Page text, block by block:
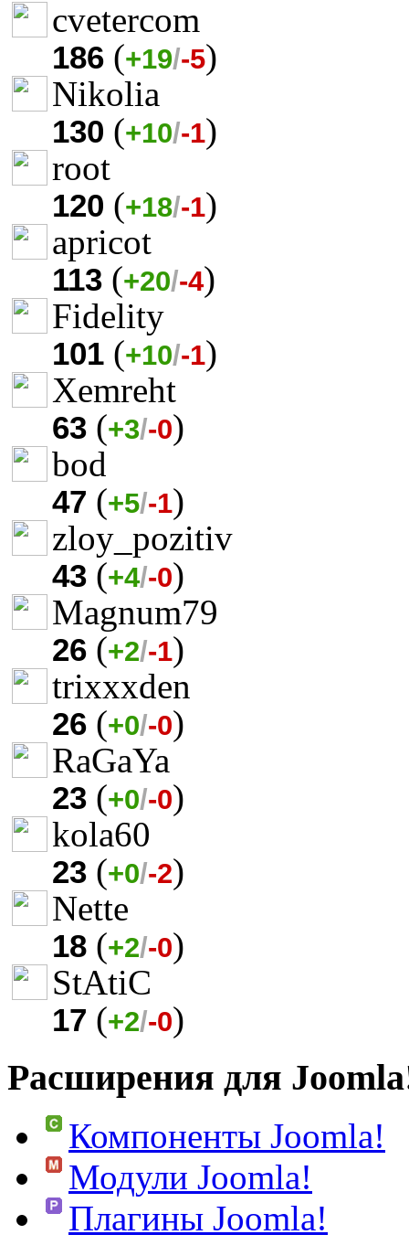
cvetercom
186 (+19/-5)
Nikolia
130 (+10/-1)
root
120 (+18/-1)
apricot
113 (+20/-4)
Fidelity
101 (+10/-1)
Xemreht
63 (+3/-0)
bod
47 (+5/-1)
zloy_pozitiv
43 (+4/-0)
Magnum79
26 (+2/-1)
trixxxden
26 (+0/-0)
RaGaYa
23 (+0/-0)
kola60
23 (+0/-2)
Nette
18 (+2/-0)
StAtiC
17 (+2/-0)
Расширения для
Компоненты Joomla!
Модули Joomla!
Плагины Joomla!